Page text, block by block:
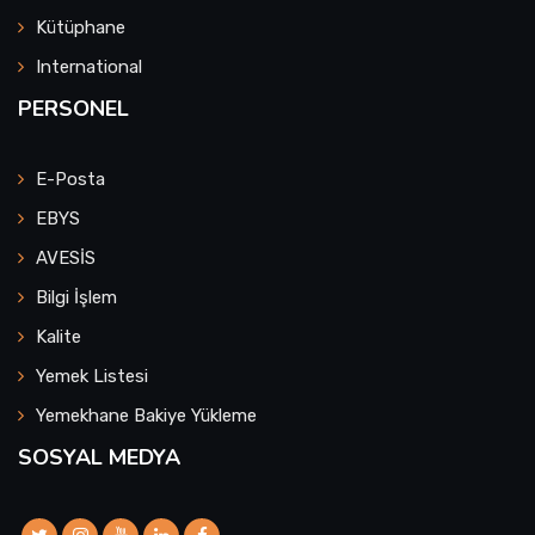
Kütüphane
International
PERSONEL
E-Posta
EBYS
AVESİS
Bilgi İşlem
Kalite
Yemek Listesi
Yemekhane Bakiye Yükleme
SOSYAL MEDYA